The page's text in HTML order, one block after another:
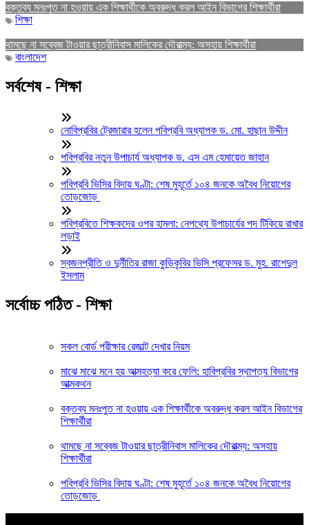
বক্তব্য মনঃপুত না হওয়ায় এক শিক্ষার্থীকে অবরুদ্ধ করল আইন বিভাগের শিক্ষার্থীরা
শিক্ষা
থামছে না সব্বেজ টাওয়ার ছাত্রীনিবাস মালিকের দৌরাত্ম্য: অসহায় শিক্ষার্থীরা
বাংলাদেশ
সর্বশেষ - শিক্ষা
নোবিপ্রবির ট্রেজারার হলেন পবিপ্রবি অধ্যাপক ড. মো. হাছান উদ্দীন
পবিপ্রবির নতুন উপাচার্য অধ্যাপক ড. এস এম হেমায়েত জাহান
পবিপ্রবি ভিসির বিদায় ঘণ্টা: শেষ মুহূর্তে ১০৪ জনকে অবৈধ নিয়োগের
তোড়জোড়
পবিপ্রবিতে শিক্ষকদের ওপর হামলা: নেপথ্যে উপাচার্যের পদ টিকিয়ে রাখার
লড়াই
স্বজনপ্রীতি ও দুর্নীতির রাজা কুড়িকৃবির ভিসি প্রফেসর ড. মুহ. রাশেদুল
ইসলাম
সর্বোচ্চ পঠিত - শিক্ষা
সকল বোর্ড পরীক্ষার রেজাল্ট দেখার নিয়ম
মাঝে মাঝে মনে হয় আত্মহত্যা করে ফেলি: হাবিপ্রবির স্থাপত্য বিভাগের
আত্মকথন
বক্তব্য মনঃপুত না হওয়ায় এক শিক্ষার্থীকে অবরুদ্ধ করল আইন বিভাগের
শিক্ষার্থীরা
থামছে না সব্বেজ টাওয়ার ছাত্রীনিবাস মালিকের দৌরাত্ম্য: অসহায়
শিক্ষার্থীরা
পবিপ্রবি ভিসির বিদায় ঘণ্টা: শেষ মুহূর্তে ১০৪ জনকে অবৈধ নিয়োগের
তোড়জোড়